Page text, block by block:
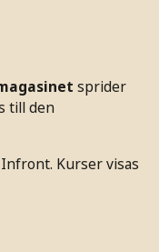
sprider
till den
Kurser visas